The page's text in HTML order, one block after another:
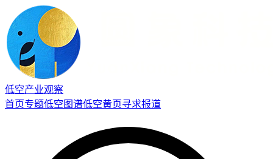
低空产业观察
首页专题低空图谱低空黄页寻求报道